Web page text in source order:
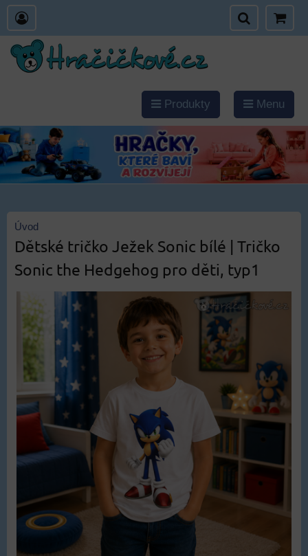
Produkty Menu
Úvod
Dětské tričko Ježek Sonic bílé | Tričko
Sonic the Hedgehog pro děti, typ1